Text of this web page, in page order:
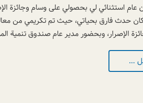
2013 كان عام استثنائي لي بحصولي على وسام
حدث فارق بحياتي، حيث تم تكريمي من
الإصرار، وبحضور مدير عام صندوق تنمية
…